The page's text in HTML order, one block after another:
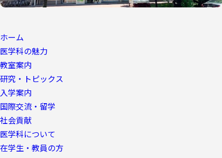
ホーム
医学科の魅力
教室案内
研究・トピックス
入学案内
国際交流・留学
社会貢献
医学科について
在学生・教員の方